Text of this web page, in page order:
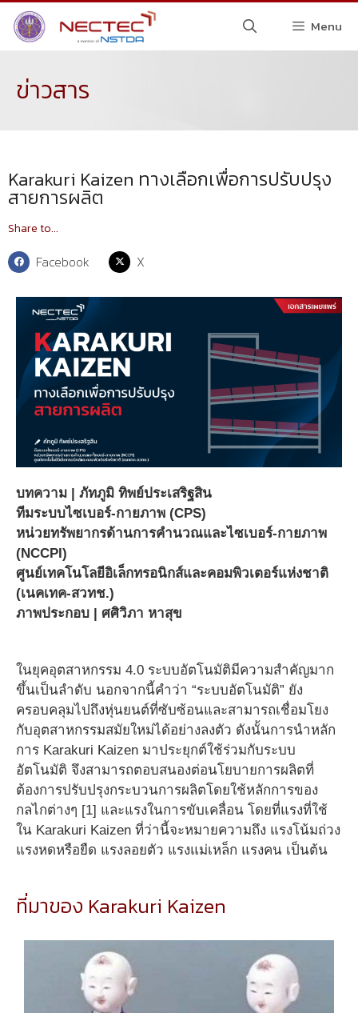
Menu
ข่าวสาร
Karakuri Kaizen ทางเลือกเพื่อการปรับปรุง
สายการผลิต
Share to...
Facebook X
บทความ | ภัทภูมิ ทิพย์ประเสริฐสิน
ทีมระบบไซเบอร์-กายภาพ (CPS)
หน่วยทรัพยากรด้านการคำนวณและไซเบอร์-กายภาพ
(NCCPI)
ศูนย์เทคโนโลยีอิเล็กทรอนิกส์และคอมพิวเตอร์แห่งชาติ
(เนคเทค-สวทช.)
ภาพประกอบ | ศศิวิภา หาสุข
ในยุคอุตสาหกรรม 4.0 ระบบอัตโนมัติมีความสำคัญมาก
ขึ้นเป็นลำดับ นอกจากนี้คำว่า “ระบบอัตโนมัติ” ยัง
ครอบคลุมไปถึงหุ่นยนต์ที่ซับซ้อนและสามารถเชื่อมโยง
กับอุตสาหกรรมสมัยใหม่ได้อย่างลงตัว ดังนั้นการนำหลัก
การ Karakuri Kaizen มาประยุกต์ใช้ร่วมกับระบบ
อัตโนมัติ จึงสามารถตอบสนองต่อนโยบายการผลิตที่
ต้องการปรับปรุงกระบวนการผลิตโดยใช้หลักการของ
กลไกต่างๆ [1] และแรงในการขับเคลื่อน โดยที่แรงที่ใช้
ใน Karakuri Kaizen ที่ว่านี้จะหมายความถึง แรงโน้มถ่วง
แรงหดหรือยืด แรงลอยตัว แรงแม่เหล็ก แรงคน เป็นต้น
ที่มาของ Karakuri Kaizen